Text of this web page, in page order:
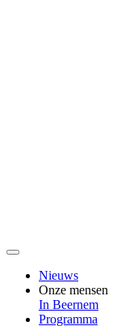
Nieuws
Onze mensen
In Beernem
Programma